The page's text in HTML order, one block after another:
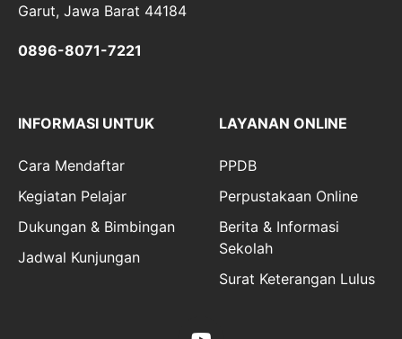
Garut, Jawa Barat 44184
0896-8071-7221
INFORMASI UNTUK
Cara Mendaftar
Kegiatan Pelajar
Dukungan & Bimbingan
Jadwal Kunjungan
LAYANAN ONLINE
PPDB
Perpustakaan Online
Berita & Informasi
Sekolah
Surat Keterangan Lulus